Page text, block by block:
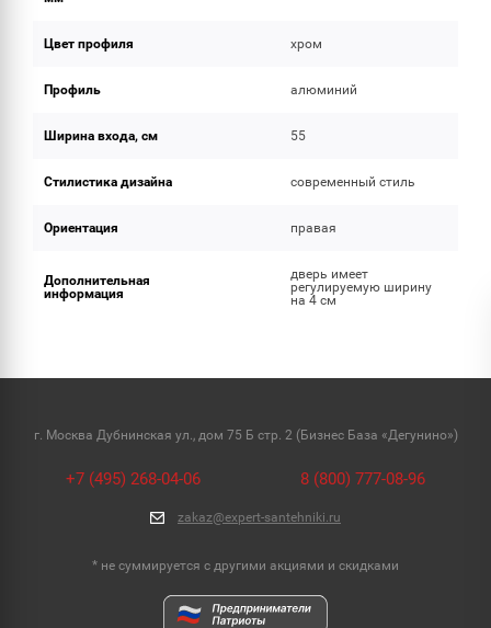
Цвет профиля хром
Профиль алюминий
Ширина входа, см 55
Стилистика дизайна современный стиль
Ориентация правая
Дополнительная
информация
дверь имеет
регулируемую ширину
на 4 см
г. Москва Дубнинская ул., дом 75 Б стр. 2 (Бизнес База «Дегунино»)
+7 (495) 268-04-06 8 (800) 777-08-96
zakaz@expert-santehniki.ru
* не суммируется с другими акциями и скидками